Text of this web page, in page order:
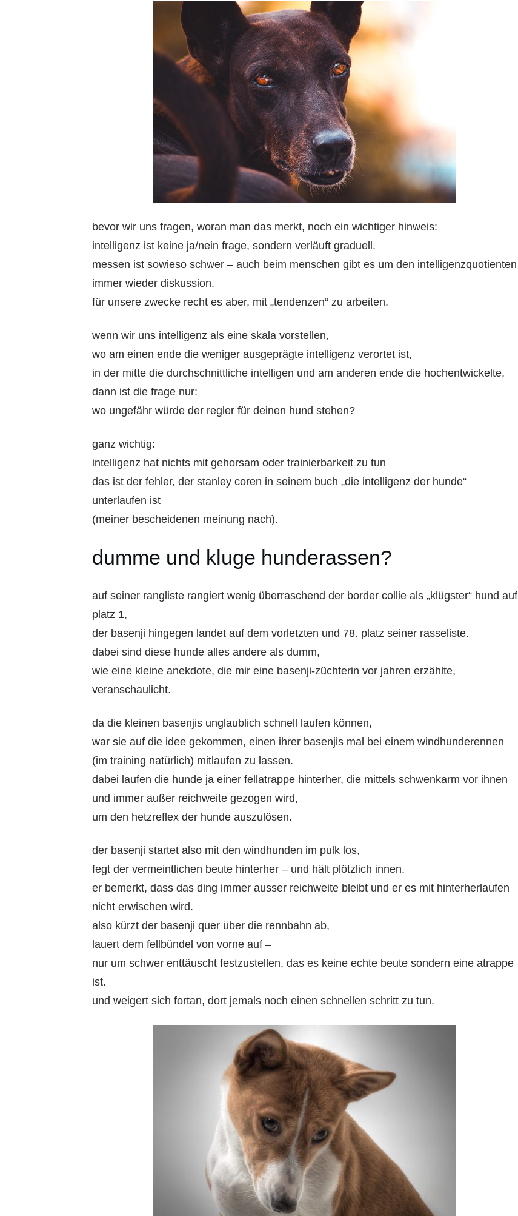
bevor wir uns fragen, woran man das merkt, noch ein wichtiger hinweis:
intelligenz ist keine ja/nein frage, sondern verläuft graduell.
messen ist sowieso schwer – auch beim menschen gibt es um den intelligenzquotienten
immer wieder diskussion.
für unsere zwecke recht es aber, mit „tendenzen“ zu arbeiten.
wenn wir uns intelligenz als eine skala vorstellen,
wo am einen ende die weniger ausgeprägte intelligenz verortet ist,
in der mitte die durchschnittliche intelligen und am anderen ende die hochentwickelte,
dann ist die frage nur:
wo ungefähr würde der regler für deinen hund stehen?
ganz wichtig:
intelligenz hat nichts mit gehorsam oder trainierbarkeit zu tun
das ist der fehler, der stanley coren in seinem buch „die intelligenz der hunde“
unterlaufen ist
(meiner bescheidenen meinung nach).
dumme und kluge hunderassen?
auf seiner rangliste rangiert wenig überraschend der border collie als „klügster“ hund auf
platz 1,
der basenji hingegen landet auf dem vorletzten und 78. platz seiner rasseliste.
dabei sind diese hunde alles andere als dumm,
wie eine kleine anekdote, die mir eine basenji-züchterin vor jahren erzählte,
veranschaulicht.
da die kleinen basenjis unglaublich schnell laufen können,
war sie auf die idee gekommen, einen ihrer basenjis mal bei einem windhunderennen
(im training natürlich) mitlaufen zu lassen.
dabei laufen die hunde ja einer fellatrappe hinterher, die mittels schwenkarm vor ihnen
und immer außer reichweite gezogen wird,
um den hetzreflex der hunde auszulösen.
der basenji startet also mit den windhunden im pulk los,
fegt der vermeintlichen beute hinterher – und hält plötzlich innen.
er bemerkt, dass das ding immer ausser reichweite bleibt und er es mit hinterherlaufen
nicht erwischen wird.
also kürzt der basenji quer über die rennbahn ab,
lauert dem fellbündel von vorne auf –
nur um schwer enttäuscht festzustellen, das es keine echte beute sondern eine atrappe
ist.
und weigert sich fortan, dort jemals noch einen schnellen schritt zu tun.